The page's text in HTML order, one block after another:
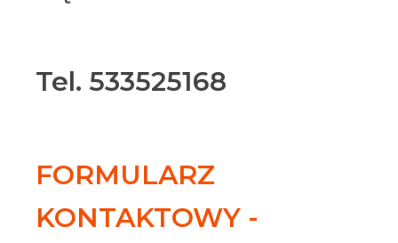
Tel. 533525168
FORMULARZ
KONTAKTOWY -